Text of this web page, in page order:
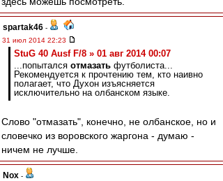
spartak46 -
31 июл 2014 22:23
StuG 40 Ausf F/8 » 01 авг 2014 00:07
...попытался отмазать футболиста...
Рекомендуется к прочтению тем, кто наивно
полагает, что Духон изъясняется
исключительно на олбанском языке.
Слово "отмазать", конечно, не олбанское, но и
словечко из воровского жаргона - думаю -
ничем не лучше.
Nox -